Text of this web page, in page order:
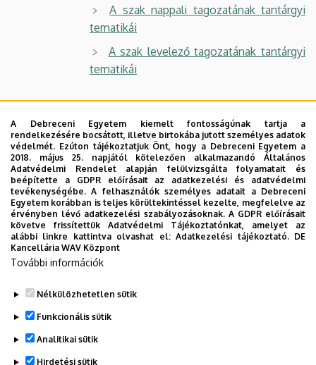
A szak nappali tagozatának tantárgyi
tematikái
A szak levelező tagozatának tantárgyi
tematikái
A szak nappali tagozatának tantárgyi
tematikái
A szak levelező tagozatának tantárgyi
tematikái
Hasznos linkek a szakkal kapcsolatban
Könyvtár
Legutóbbi frissítés: 2026. 07. 20. 14:03
A Debreceni Egyetem kiemelt fontosságúnak tartja a
rendelkezésére bocsátott, illetve birtokába jutott személyes adatok
védelmét. Ezúton tájékoztatjuk Önt, hogy a Debreceni Egyetem a
2018. május 25. napjától kötelezően alkalmazandó Általános
Adatvédelmi Rendelet alapján felülvizsgálta folyamatait és
beépítette a GDPR előírásait az adatkezelési és adatvédelmi
tevékenységébe. A felhasználók személyes adatait a Debreceni
Egyetem korábban is teljes körültekintéssel kezelte, megfelelve az
érvényben lévő adatkezelési szabályozásoknak. A GDPR előírásait
követve frissítettük Adatvédelmi Tájékoztatónkat, amelyet az
alábbi linkre kattintva olvashat el:Adatkezelési tájékoztató. DE
Kancellária WAV Központ
További információk
Nélkülözhetetlen sütik
Funkcionális sütik
Analitikai sütik
Hirdetési sütik